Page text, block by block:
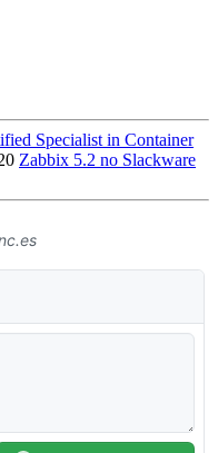
Specialist in Container
Zabbix 5.2 no Slackware